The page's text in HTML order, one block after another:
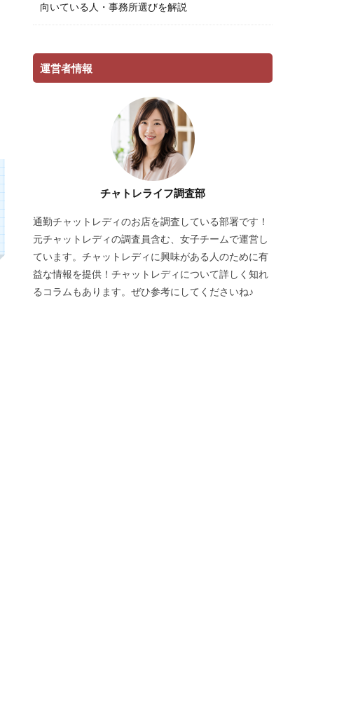
向いている人・事務所選びを解説
運営者情報
チャトレライフ調査部
通勤チャットレディのお店を調査している部署です！
元チャットレディの調査員含む、女子チームで運営し
ています。チャットレディに興味がある人のために有
益な情報を提供！チャットレディについて詳しく知れ
るコラムもあります。ぜひ参考にしてくださいね♪